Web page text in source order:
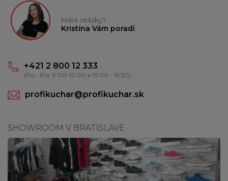
Máte otázky?
Kristína Vám poradí
+421 2 800 12 333
(Po - Pia: 9:00-12:00 a 13:00 - 16:30)
profikuchar@profikuchar.sk
SHOWROOM V BRATISLAVE